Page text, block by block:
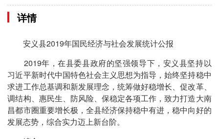
详情
安义县2019年国民经济与社会发展统计公报
2019年，在县委县政府的坚强领导下，安义县坚持以
习近平新时代中国特色社会主义思想为指导，始终坚持稳中
求进工作总基调和新发展理念，统筹做好稳增长、促改革、
调结构、惠民生、防风险、保稳定各项工作，致力打造大南
昌都市圈重要增长极，全县经济保持稳中有进，稳中向好的
发展态势，综合实力迈上新台阶。